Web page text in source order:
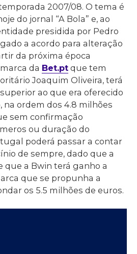
2007/08. O tema é
do jornal “A Bola” e, ao
presidida por Pedro
a acordo para alteração
da próxima época
da Bet.pt que tem
Joaquim Oliveira, terá
ao que era oferecido
na ordem dos 4.8 milhões
sem confirmação
ou duração do
poderá passar a contar
de sempre, dado que a
que a Bwin terá ganho a
que se propunha a
os 5.5 milhões de euros.